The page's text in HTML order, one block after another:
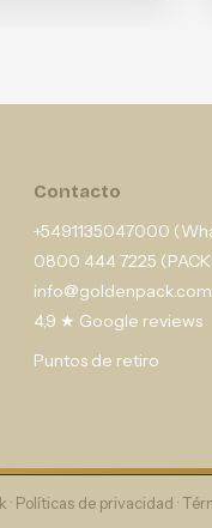
Contacto
+5491135047000
0800 444 7225
4,9 ★ Google reviews
Puntos de retiro
· Políticas de privacidad ·